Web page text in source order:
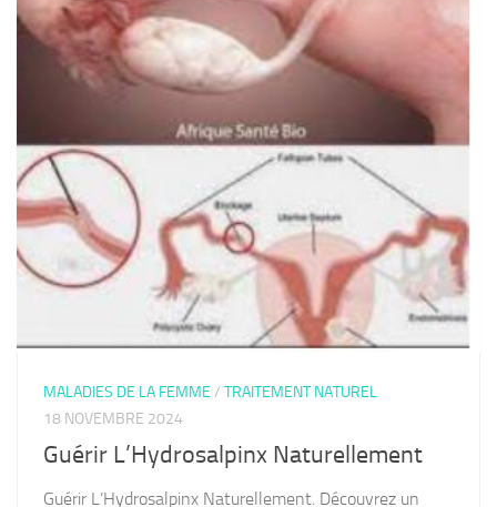
MALADIES DE LA FEMME / TRAITEMENT NATUREL
18 NOVEMBRE 2024
Guérir L’Hydrosalpinx Naturellement
Guérir L’Hydrosalpinx Naturellement. Découvrez un